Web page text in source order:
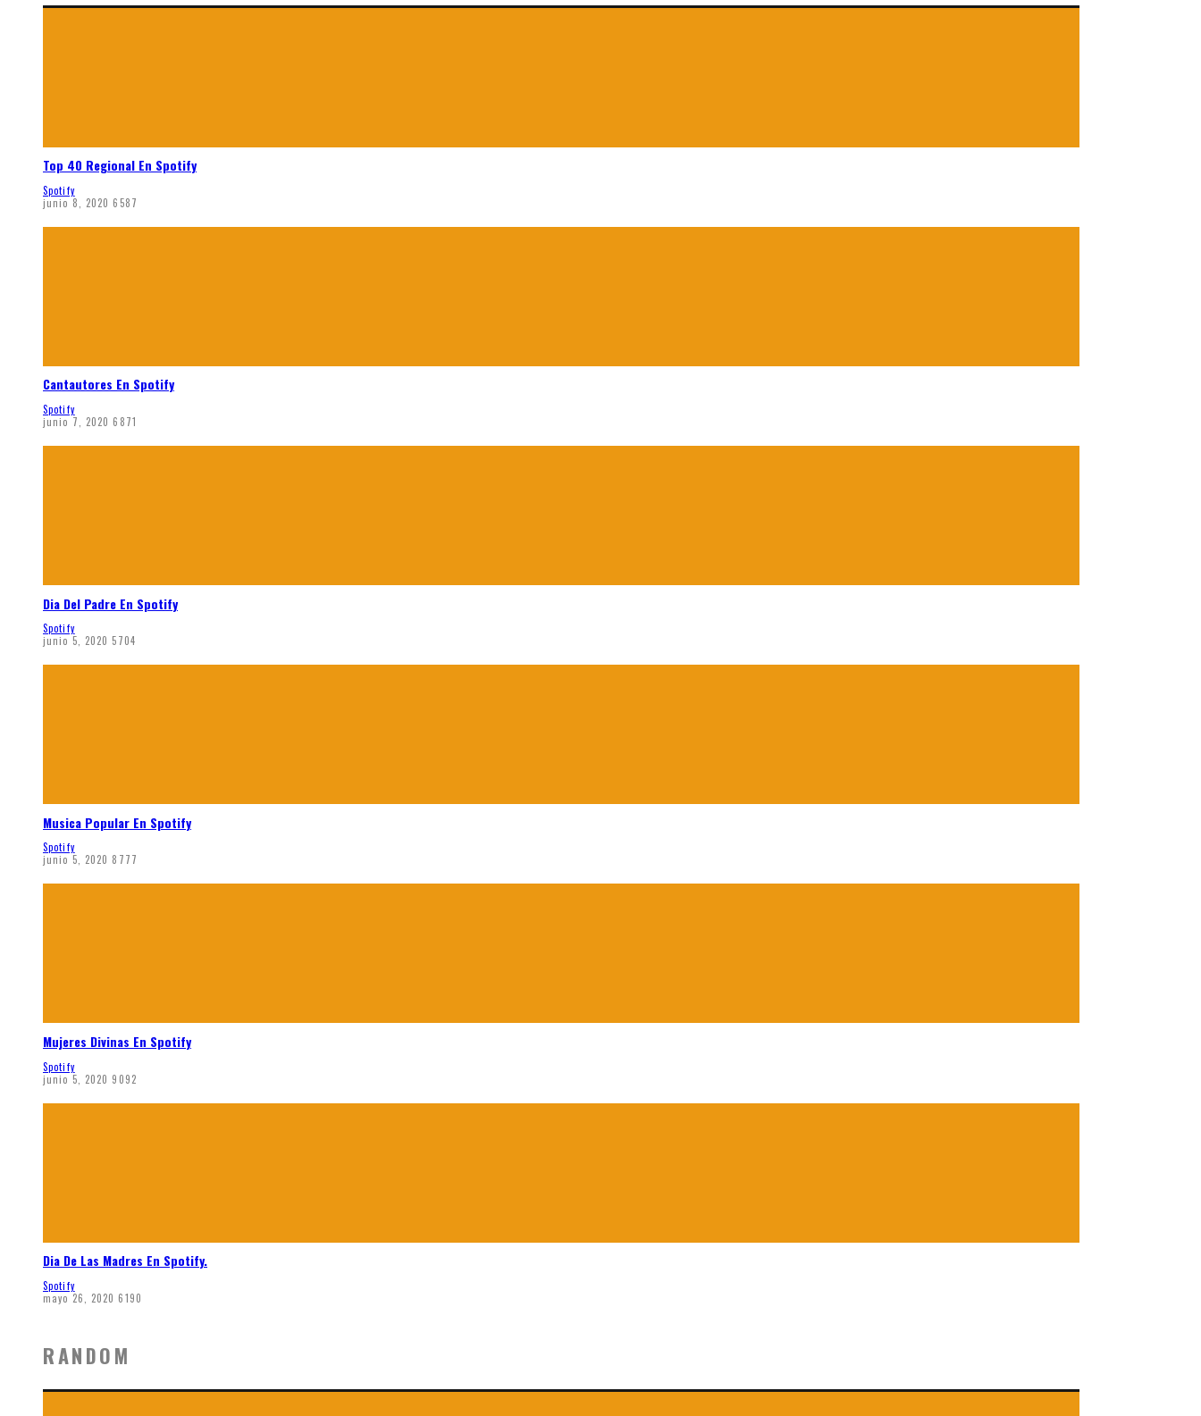
Top 40 Regional En Spotify
Spotify
junio 8, 2020 6587
Cantautores En Spotify
Spotify
junio 7, 2020 6871
Dia Del Padre En Spotify
Spotify
junio 5, 2020 5704
Musica Popular En Spotify
Spotify
junio 5, 2020 8777
Mujeres Divinas En Spotify
Spotify
junio 5, 2020 9092
Dia De Las Madres En Spotify.
Spotify
mayo 26, 2020 6190
RANDOM